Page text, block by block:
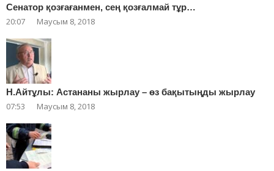
Сенатор қозғағанмен, сең қозғалмай тұр…
20:07 Маусым 8, 2018
Н.Айтұлы: Астананы жырлау – өз бақытыңды жырлау
07:53 Маусым 8, 2018